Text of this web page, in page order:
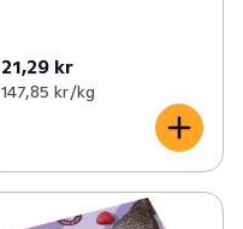
21,29 kr
147,85 kr /kg